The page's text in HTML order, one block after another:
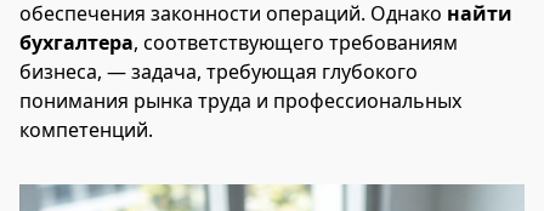
обеспечения законности операций. Однако найти
бухгалтера, соответствующего требованиям
бизнеса, — задача, требующая глубокого
понимания рынка труда и профессиональных
компетенций.